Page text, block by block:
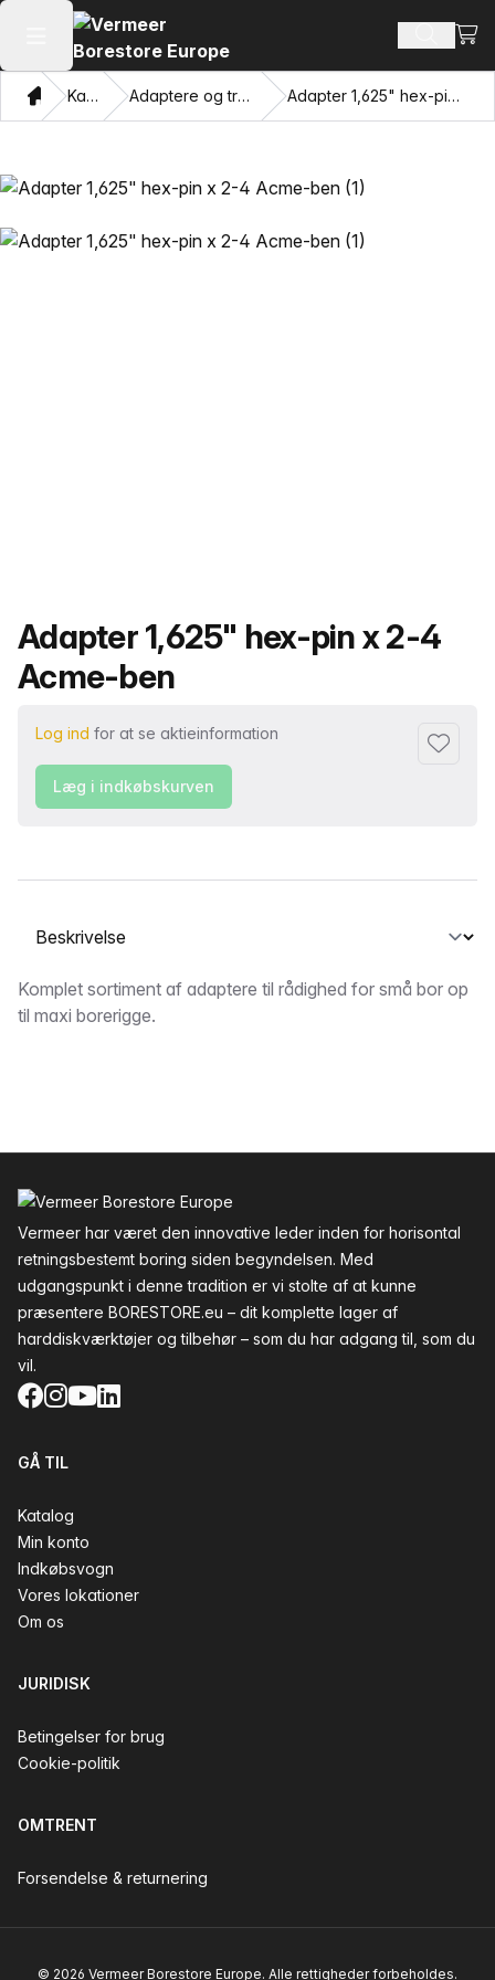
Åbn hovedmenuen SøgSe
HjemKatalog Adaptere og trækkende øjne Adapter 1,625" hex-pin x 2-4 Acme-ben
Produktnavn
Adapter 1,625" hex-pin x 2-4
Acme-ben
Log ind for at se aktieinformation
Føj til
Læg i indkøbskurven
Vælg en fane
Beskrivelse
Komplet sortiment af adaptere til rådighed for små bor op
til maxi borerigge.
Vermeer har været den innovative leder inden for horisontal
retningsbestemt boring siden begyndelsen. Med
udgangspunkt i denne tradition er vi stolte af at kunne
præsentere BORESTORE.eu – dit komplette lager af
harddiskværktøjer og tilbehør – som du har adgang til, som du
vil.
Facebook
Instagram
YouTube
LinkedIn
GÅ TIL
Katalog
Min konto
Indkøbsvogn
Vores lokationer
Om os
JURIDISK
Betingelser for brug
Cookie-politik
OMTRENT
Forsendelse & returnering
© 2026 Vermeer Borestore Europe. Alle rettigheder forbeholdes.